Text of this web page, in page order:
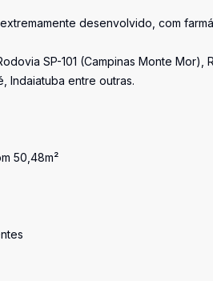
desenvolvido, com
SP-101 (Campinas Monte
Indaiatuba entre outras.
50,48m²